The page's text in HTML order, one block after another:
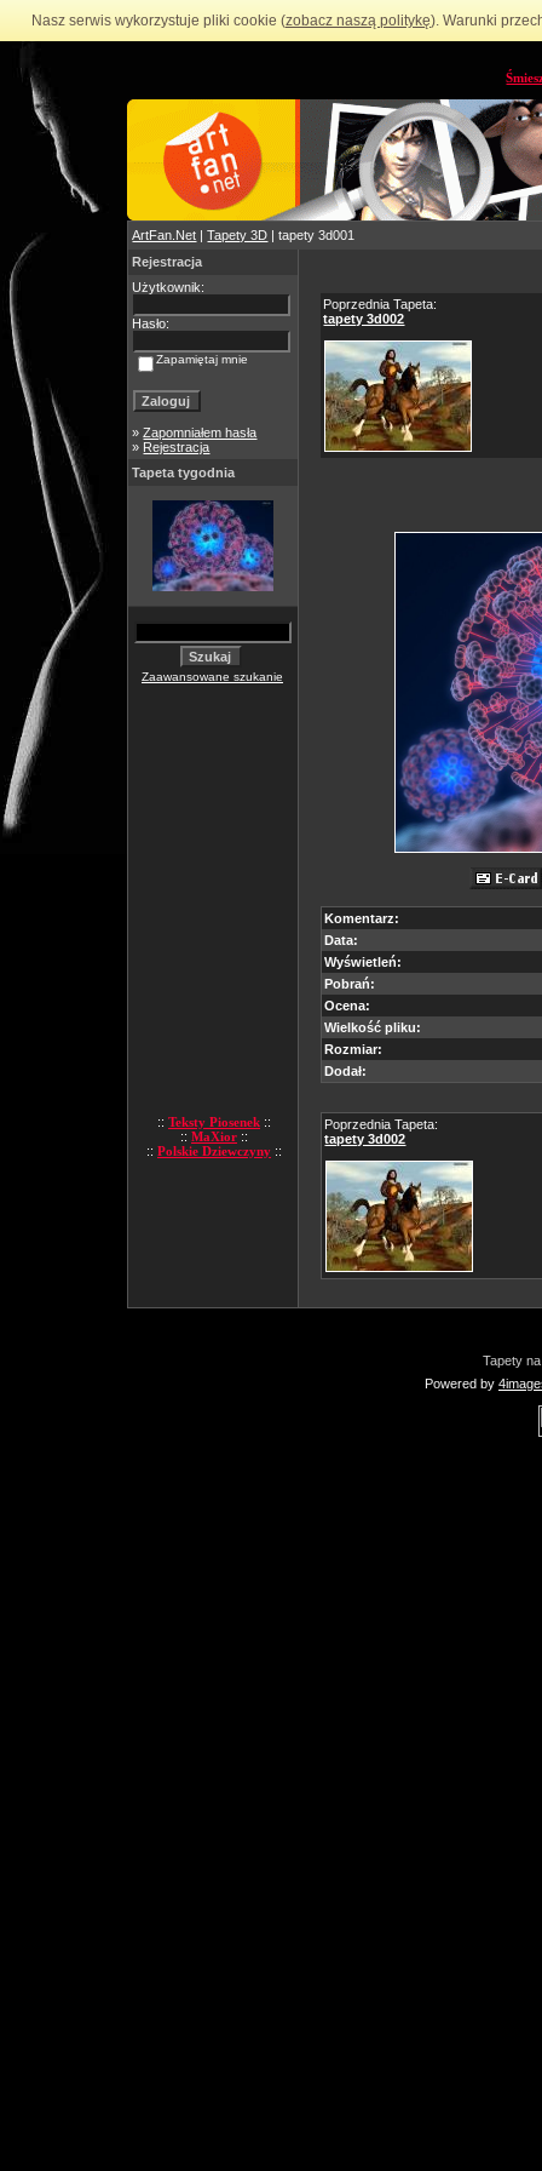
Nasz serwis wykorzystuje pliki cookie (zobacz naszą politykę). Warunki
ArtFan.Net |Tapety 3D | tapety 3d001
Rejestracja
Użytkownik:
Hasło:
Zapamiętaj mnie
»Zapomniałem hasła
» Rejestracja
Tapeta tygodnia
Zaawansowane szukanie
:: Teksty Piosenek ::
:: MaXior ::
:: Polskie Dziewczyny ::
Poprzednia Tapeta:
tapety 3d002
Komentarz:
Data:
Wyświetleń:
Pobrań:
Ocena:
Wielkość pliku:
Rozmiar:
Dodał:
Poprzednia Tapeta:
tapety 3d002
Tapety
Powered by